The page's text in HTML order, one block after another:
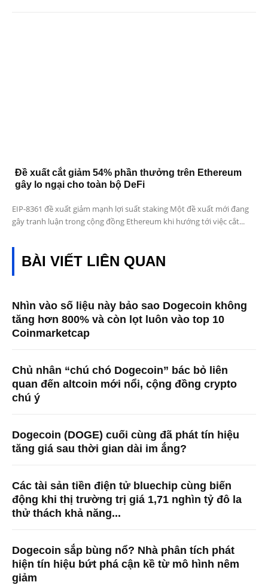
Đề xuất cắt giảm 54% phần thưởng trên Ethereum
gây lo ngại cho toàn bộ DeFi
EIP-8361 đề xuất giảm mạnh lợi suất staking Một đề xuất mới đang
gây tranh luận trong cộng đồng Ethereum khi hướng tới việc cắt...
BÀI VIẾT LIÊN QUAN
Nhìn vào số liệu này bảo sao Dogecoin không
tăng hơn 800% và còn lọt luôn vào top 10
Coinmarketcap
Chủ nhân “chú chó Dogecoin” bác bỏ liên
quan đến altcoin mới nổi, cộng đồng crypto
chú ý
Dogecoin (DOGE) cuối cùng đã phát tín hiệu
tăng giá sau thời gian dài im ắng?
Các tài sản tiền điện tử bluechip cùng biến
động khi thị trường trị giá 1,71 nghìn tỷ đô la
thử thách khả năng...
Dogecoin sắp bùng nổ? Nhà phân tích phát
hiện tín hiệu bứt phá cận kề từ mô hình nêm
giảm